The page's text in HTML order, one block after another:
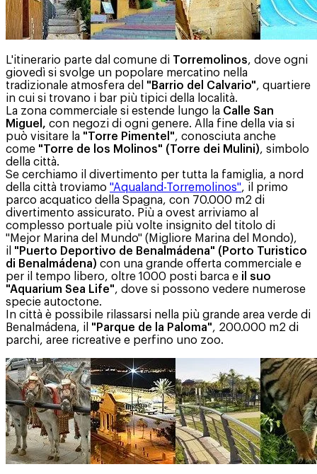
L'itinerario parte dal comune di Torremolinos, dove ogni
giovedì si svolge un popolare mercatino nella
tradizionale atmosfera del "Barrio del Calvario", quartiere
in cui si trovano i bar più tipici della località.
La zona commerciale si estende lungo la Calle San
Miguel, con negozi di ogni genere. Alla fine della via si
può visitare la "Torre Pimentel", conosciuta anche
come "Torre de los Molinos" (Torre dei Mulini), simbolo
della città.
Se cerchiamo il divertimento per tutta la famiglia, a nord
della città troviamo "Aqualand-Torremolinos", il primo
parco acquatico della Spagna, con 70.000 m2 di
divertimento assicurato. Più a ovest arriviamo al
complesso portuale più volte insignito del titolo di
"Mejor Marina del Mundo" (Migliore Marina del Mondo),
il "Puerto Deportivo de Benalmádena" (Porto Turistico
di Benalmádena) con una grande offerta commerciale e
per il tempo libero, oltre 1000 posti barca e il suo
"Aquarium Sea Life", dove si possono vedere numerose
specie autoctone.
In città è possibile rilassarsi nella più grande area verde di
Benalmádena, il "Parque de la Paloma", 200.000 m2 di
parchi, aree ricreative e perfino uno zoo.